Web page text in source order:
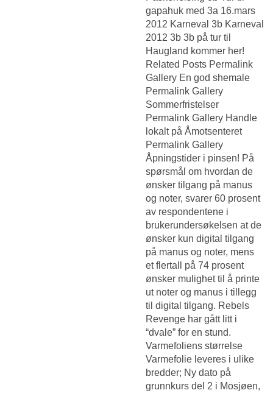
gapahuk med 3a 16.mars
2012 Karneval 3b Karneval
2012 3b 3b på tur til
Haugland kommer her!
Related Posts Permalink
Gallery En god shemale
Permalink Gallery
Sommerfristelser
Permalink Gallery Handle
lokalt på Åmotsenteret
Permalink Gallery
Åpningstider i pinsen! På
spørsmål om hvordan de
ønsker tilgang på manus
og noter, svarer 60 prosent
av respondentene i
brukerundersøkelsen at de
ønsker kun digital tilgang
på manus og noter, mens
et flertall på 74 prosent
ønsker mulighet til å printe
ut noter og manus i tillegg
til digital tilgang. Rebels
Revenge har gått litt i
“dvale” for en stund.
Varmefoliens størrelse
Varmefolie leveres i ulike
bredder; Ny dato på
grunnkurs del 2 i Mosjøen,